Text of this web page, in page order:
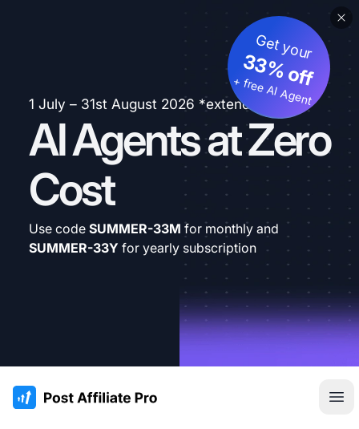
1 July – 31st August 2026 *extended
AI Agents at Zero
Cost
Get your
33% off
+ free AI Agent
Use code SUMMER-33M for monthly and
SUMMER-33Y for yearly subscription
:site.title